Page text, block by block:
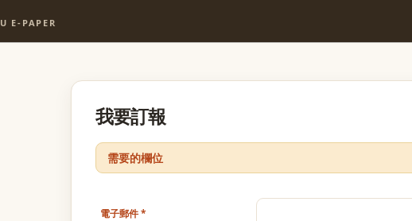
E-PAPER
我要訂報
需要的欄位
電子郵件